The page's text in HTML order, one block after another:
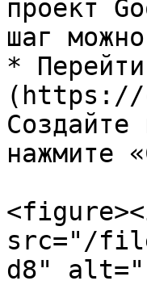
проект
шаг
*
(https://
нажмите
src="/
d8"